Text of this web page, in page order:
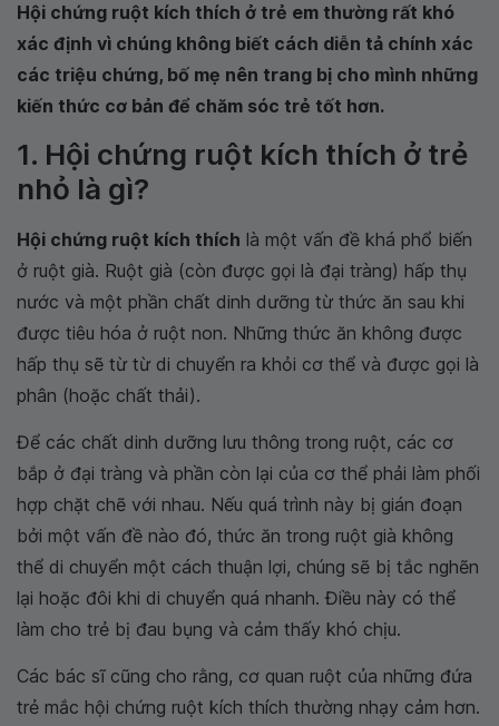
Hội chứng ruột kích thích ở trẻ em thường rất khó
xác định vì chúng không biết cách diễn tả chính xác
các triệu chứng, bố mẹ nên trang bị cho mình những
kiến thức cơ bản để chăm sóc trẻ tốt hơn.
1. Hội chứng ruột kích thích ở trẻ
nhỏ là gì?
Hội chứng ruột kích thích là một vấn đề khá phổ biến
ở ruột già. Ruột già (còn được gọi là đại tràng) hấp thụ
nước và một phần chất dinh dưỡng từ thức ăn sau khi
được tiêu hóa ở ruột non. Những thức ăn không được
hấp thụ sẽ từ từ di chuyển ra khỏi cơ thể và được gọi là
phân (hoặc chất thải).
Để các chất dinh dưỡng lưu thông trong ruột, các cơ
bắp ở đại tràng và phần còn lại của cơ thể phải làm phối
hợp chặt chẽ với nhau. Nếu quá trình này bị gián đoạn
bởi một vấn đề nào đó, thức ăn trong ruột già không
thể di chuyển một cách thuận lợi, chúng sẽ bị tắc nghẽn
lại hoặc đôi khi di chuyển quá nhanh. Điều này có thể
làm cho trẻ bị đau bụng và cảm thấy khó chịu.
Các bác sĩ cũng cho rằng, cơ quan ruột của những đứa
trẻ mắc hội chứng ruột kích thích thường nhạy cảm hơn.